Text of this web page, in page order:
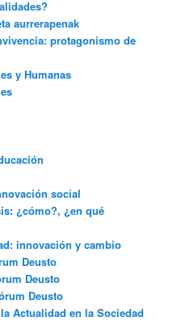
aurrerapenak
protagonismo de
y Humanas
social
¿cómo?, ¿en qué
innovación y cambio
Deusto
Deusto
Deusto
Actualidad en la Sociedad